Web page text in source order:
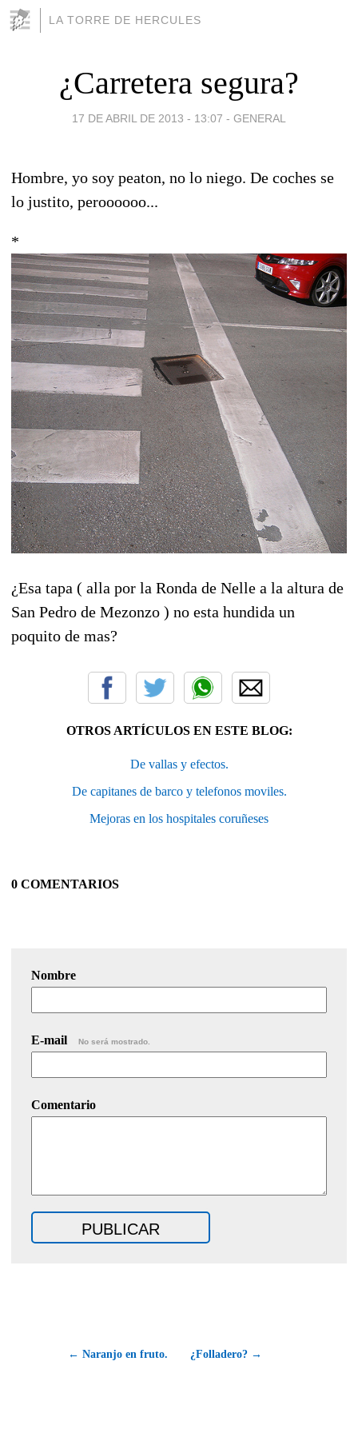
LA TORRE DE HERCULES
¿Carretera segura?
17 DE ABRIL DE 2013 - 13:07 - GENERAL
Hombre, yo soy peaton, no lo niego. De coches se
lo justito, peroooooo...
*
¿Esa tapa ( alla por la Ronda de Nelle a la altura de
San Pedro de Mezonzo ) no esta hundida un
poquito de mas?
OTROS ARTÍCULOS EN ESTE BLOG:
De vallas y efectos.
De capitanes de barco y telefonos moviles.
Mejoras en los hospitales coruñeses
0 COMENTARIOS
Nombre
E-mail No será mostrado.
Comentario
← Naranjo en fruto. ¿Folladero? →